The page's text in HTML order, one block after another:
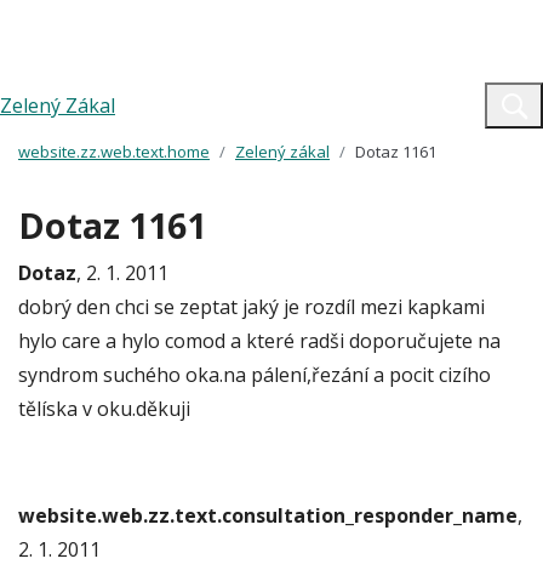
Zelený Zákal
website.zz.web.text.home Zelený zákal Dotaz 1161
Dotaz 1161
Dotaz, 2. 1. 2011
dobrý den chci se zeptat jaký je rozdíl mezi kapkami
hylo care a hylo comod a které radši doporučujete na
syndrom suchého oka.na pálení,řezání a pocit cizího
tělíska v oku.děkuji
website.web.zz.text.consultation_responder_name,
2. 1. 2011